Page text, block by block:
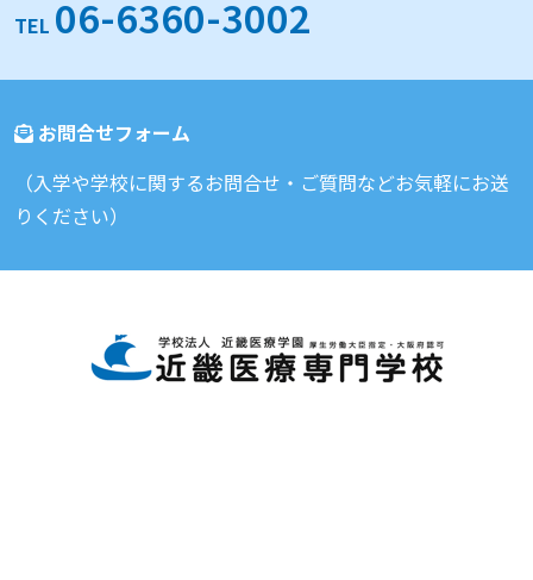
TEL 06-6360-3002
お問合せフォーム
（入学や学校に関するお問合せ・ご質問などお気軽にお送
りください）